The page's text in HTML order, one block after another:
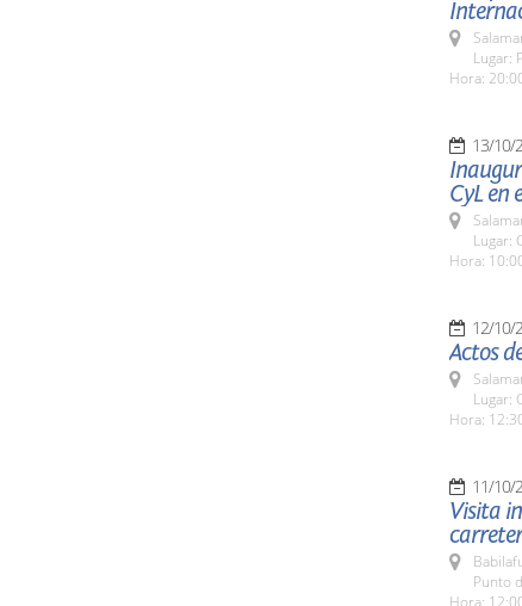
Lugar:
Hora:
13/10/
CyL en
Lugar:
Hora:
12/10/
Actos
Lugar:
Hora:
11/10/
Visita
Punto
Hora: